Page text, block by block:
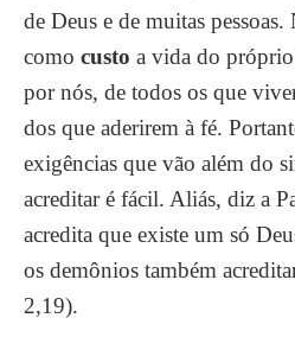
de Deus e de muitas pessoas.
como custo a vida do próprio
por nós, de todos os que
dos que aderirem à fé.
exigências que vão além do
acreditar é fácil. Aliás, diz a
acredita que existe um só
os demônios também
2,19).